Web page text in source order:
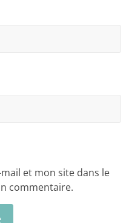
et mon site dans le
commentaire.